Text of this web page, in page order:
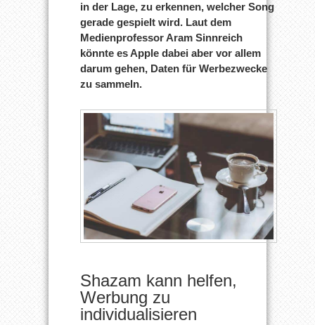
in der Lage, zu erkennen, welcher Song
gerade gespielt wird. Laut dem
Medienprofessor Aram Sinnreich
könnte es Apple dabei aber vor allem
darum gehen, Daten für Werbezwecke
zu sammeln.
Shazam kann helfen,
Werbung zu
individualisieren